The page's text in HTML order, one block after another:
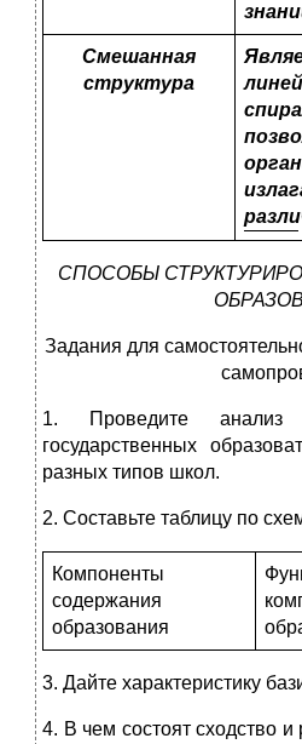
Смешанная
структура
СПОСОБЫ
Задания для
1. Проведите
государственных
разных типов школ.
2. Составьте таблицу по
Компоненты
содержания
образования
3. Дайте характеристику
4. В чем состоят сходство